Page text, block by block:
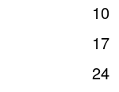
10
17
24